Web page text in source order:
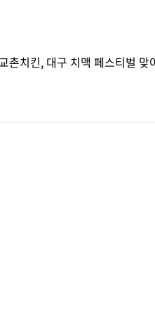
교촌치킨, 대구 치맥 페스티벌 맞